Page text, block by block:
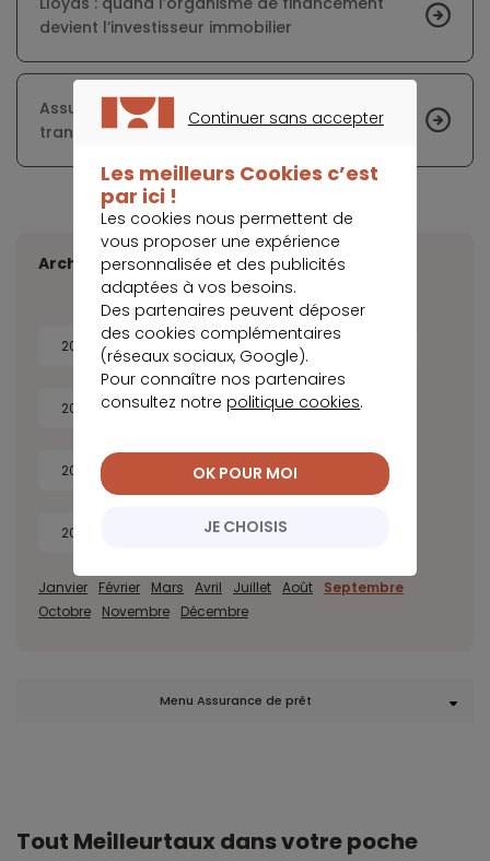
devient l’investisseur immobilier
Assurance emprunteur : vers toujours plus de
transparence
Archives
2026 2024
2022 2021 2020 2019
2018 2016
2014
Janvier Février Mars Avril Juillet Août
Septembre
Octobre
Novembre Décembre
Menu Assurance de prêt
Tout Meilleurtaux dans votre poche
Continuer sans accepter
Les meilleurs Cookies c’est
par ici !
Les cookies nous permettent de
vous proposer une expérience
personnalisée et des publicités
adaptées à vos besoins.
Des partenaires peuvent déposer
des cookies complémentaires
(réseaux sociaux, Google).
Pour connaître nos partenaires
consultez notre politique cookies.
JE CHOISIS
OK POUR MOI